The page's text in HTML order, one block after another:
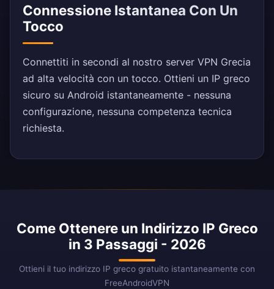
Connessione Istantanea Con Un
Tocco
Connettiti in secondi al nostro server VPN Grecia
ad alta velocità con un tocco. Ottieni un IP greco
sicuro su Android istantaneamente - nessuna
configurazione, nessuna competenza tecnica
richiesta.
Come Ottenere un Indirizzo IP Greco
in 3 Passaggi - 2026
Ottieni il tuo indirizzo IP greco gratuito istantaneamente con
FreeAndroidVPN